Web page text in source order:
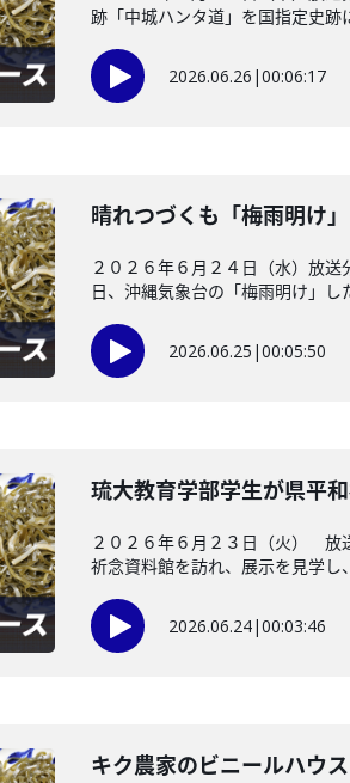
跡「中城ハンタ道」を国指定史跡
2026.06.26 |00:06:17
晴れつづくも「梅雨明け
２０２６年６月２４日（水）放
日、沖縄気象台の「梅雨明け」し
2026.06.25 |00:05:50
琉大教育学部学生が県平
２０２６年６月２３日（火） 放
祈念資料館を訪れ、展示を見学し
2026.06.24|00:03:46
キク農家のビニールハウ